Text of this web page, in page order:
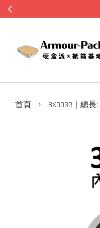
首頁 › BX003R｜總長